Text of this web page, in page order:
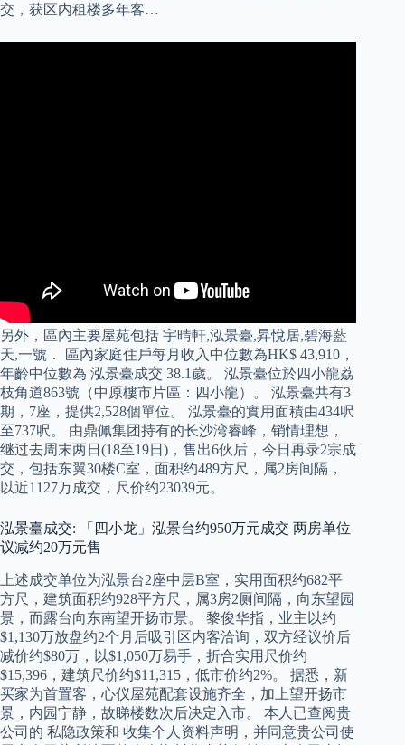
交，获区内租楼多年客…
另外，區內主要屋苑包括 宇晴軒,泓景臺,昇悅居,碧海藍
天,一號． 區內家庭住戶每月收入中位數為HK$ 43,910，
年齡中位數為 泓景臺成交 38.1歲。 泓景臺位於四小龍荔
枝角道863號（中原樓市片區：四小龍）。 泓景臺共有3
期，7座，提供2,528個單位。 泓景臺的實用面積由434呎
至737呎。 由鼎佩集团持有的长沙湾睿峰，销情理想，
继过去周末两日(18至19日)，售出6伙后，今日再录2宗成
交，包括东翼30楼C室，面积约489方尺，属2房间隔，
以近1127万成交，尺价约23039元。
泓景臺成交: 「四小龙」泓景台约950万元成交 两房单位
议减约20万元售
上述成交单位为泓景台2座中层B室，实用面积约682平
方尺，建筑面积约928平方尺，属3房2厕间隔，向东望园
景，而露台向东南望开扬市景。 黎俊华指，业主以约
$1,130万放盘约2个月后吸引区内客洽询，双方经议价后
减价约$80万，以$1,050万易手，折合实用尺价约
$15,396，建筑尺价约$11,315，低市价约2%。 据悉，新
买家为首置客，心仪屋苑配套设施齐全，加上望开扬市
景，内园宁静，故睇楼数次后决定入市。 本人已查阅贵
公司的 私隐政策和 收集个人资料声明，并同意贵公司使